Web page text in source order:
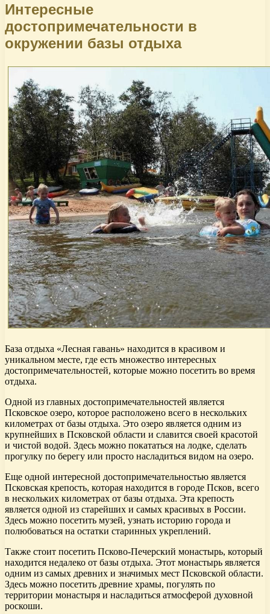
Интересные
достопримечательности в
окружении базы отдыха
База отдыха «Лесная гавань» находится в красивом и
уникальном месте, где есть множество интересных
достопримечательностей, которые можно посетить во время
отдыха.
Одной из главных достопримечательностей является
Псковское озеро, которое расположено всего в нескольких
километрах от базы отдыха. Это озеро является одним из
крупнейших в Псковской области и славится своей красотой
и чистой водой. Здесь можно покататься на лодке, сделать
прогулку по берегу или просто насладиться видом на озеро.
Еще одной интересной достопримечательностью является
Псковская крепость, которая находится в городе Псков, всего
в нескольких километрах от базы отдыха. Эта крепость
является одной из старейших и самых красивых в России.
Здесь можно посетить музей, узнать историю города и
полюбоваться на остатки старинных укреплений.
Также стоит посетить Псково-Печерский монастырь, который
находится недалеко от базы отдыха. Этот монастырь является
одним из самых древних и значимых мест Псковской области.
Здесь можно посетить древние храмы, погулять по
территории монастыря и насладиться атмосферой духовной
роскоши.